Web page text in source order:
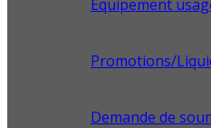
Équipement
Promotions/
Demande de